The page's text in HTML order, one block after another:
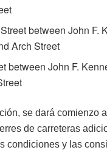
between John F.
Arch Street
between John F.
se dará comienzo
de carreteras
condiciones y las